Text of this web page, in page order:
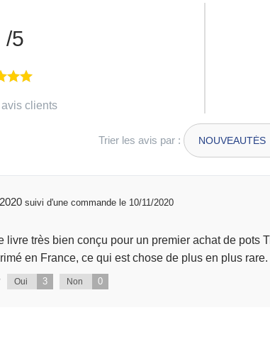
/5
clients
Trier les avis par :
2020suivi d'une commande le 10/11/2020
de créations. Modèles expliqué
Oui 3 Non 0